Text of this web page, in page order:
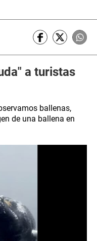
a turistas
ballenas,
de una ballena en